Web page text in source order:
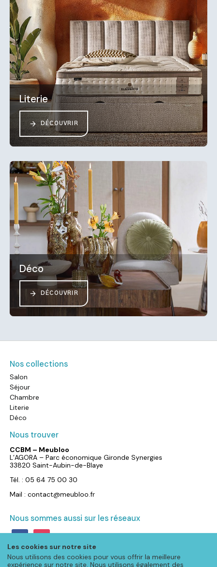
Les cookies sur notre site
Nous utilisons des cookies pour vous offrir la meilleure
expérience sur notre site. Nous utilisons également des
Literie
DÉCOUVRIR
Déco
DÉCOUVRIR
Nos collections
Salon
Séjour
Chambre
Literie
Déco
Nous trouver
CCBM – Meubloo
L’AGORA – Parc économique Gironde Synergies
33820 Saint-Aubin-de-Blaye
Tél. : 05 64 75 00 30
Mail : contact@meubloo.fr
Nous sommes aussi sur les réseaux
facebookinstagram